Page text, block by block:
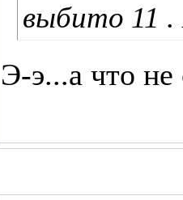
выбито 11
Э-э...а что